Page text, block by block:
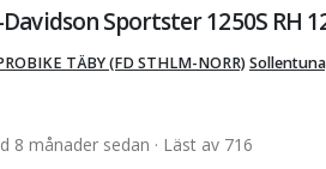
Sportster 1250S RH
TÄBY (FD STHLM-NORR)
8 månader sedan · Läst av 716